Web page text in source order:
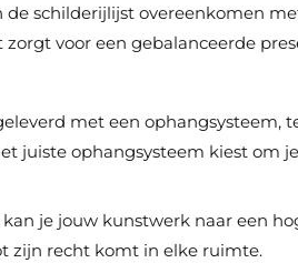
schilderijlijst overeenkomen
voor een gebalanceerde
met een ophangsysteem,
juiste ophangsysteem kiest om
je jouw kunstwerk naar een
zijn recht komt in elke ruimte.